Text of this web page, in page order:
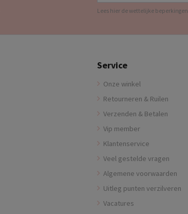
Lees hier de wettelijke beperkingen
Service
Onze winkel
Retourneren & Ruilen
Verzenden & Betalen
Vip member
Klantenservice
Veel gestelde vragen
Algemene voorwaarden
Uitleg punten verzilveren
Vacatures